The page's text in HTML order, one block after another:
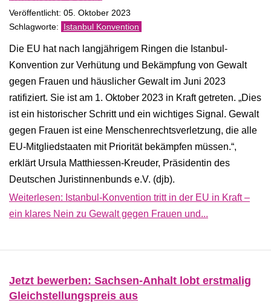
Veröffentlicht: 05. Oktober 2023
Istanbul Konvention
Die EU hat nach langjährigem Ringen die Istanbul-
Konvention zur Verhütung und Bekämpfung von Gewalt
gegen Frauen und häuslicher Gewalt im Juni 2023
ratifiziert. Sie ist am 1. Oktober 2023 in Kraft getreten. „Dies
ist ein historischer Schritt und ein wichtiges Signal. Gewalt
gegen Frauen ist eine Menschenrechtsverletzung, die alle
EU-Mitgliedstaaten mit Priorität bekämpfen müssen.“,
erklärt Ursula Matthiessen-Kreuder, Präsidentin des
Deutschen Juristinnenbunds e.V. (djb).
Weiterlesen: Istanbul-Konvention tritt in der EU in Kraft –
ein klares Nein zu Gewalt gegen Frauen und...
Jetzt bewerben: Sachsen-Anhalt lobt erstmalig
Gleichstellungspreis aus